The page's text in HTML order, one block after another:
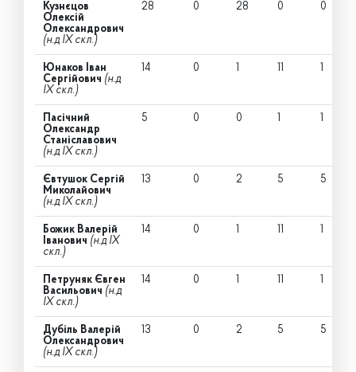
Кузнєцов
Олексій
Олександрович
(н.д IX скл.)
28 0 28 0 0
Юнаков Іван
Сергійович (н.д
IX скл.)
14 0 1 11 1
Пасічний
Олександр
Станіславович
(н.д IX скл.)
5 0 0 1 1
Євтушок Сергій
Миколайович
(н.д IX скл.)
13 0 2 5 5
Божик Валерій
Іванович (н.д IX
скл.)
14 0 1 11 1
Петруняк Євген
Васильович (н.д
IX скл.)
14 0 1 11 1
Дубіль Валерій
Олександрович
(н.д IX скл.)
13 0 2 5 5